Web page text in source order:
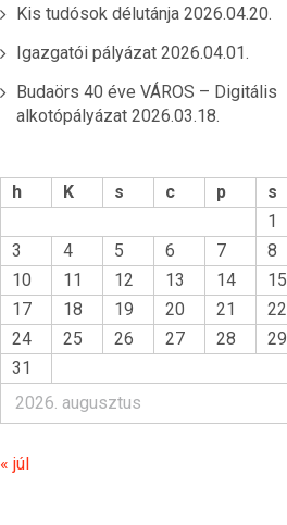
Kis tudósok délutánja 2026.04.20.
Igazgatói pályázat 2026.04.01.
Budaörs 40 éve VÁROS – Digitális
alkotópályázat 2026.03.18.
2026. augusztus
h K s c p s
1
3
4 5 6 7 8
10
11 12 13 14 15
17
18 19 20 21 22
24
25 26 27 28 29
31
« júl